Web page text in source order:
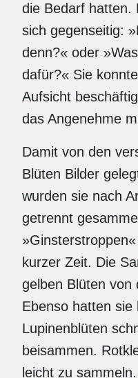
die Bedarf hatten.
sich gegenseitig:
denn?« oder
dafür?« Sie
Aufsicht
das Angenehme
Damit von den
Blüten Bilder
wurden sie nach
getrennt
kurzer Zeit. Die
gelben Blüten von
Ebenso hatten sie
Lupinenblüten
beisammen.
leicht zu